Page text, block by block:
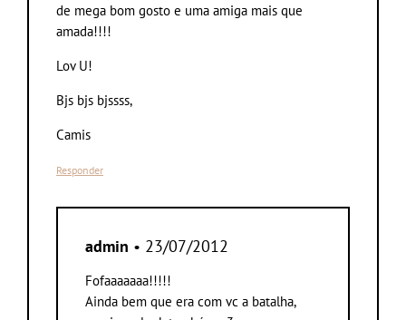
de mega bom gosto e uma amiga mais que
amada!!!!
Lov U!
Bjs bjs bjssss,
Camis
Responder
admin • 23/07/2012
Fofaaaaaaa!!!!!
Ainda bem que era com vc a batalha,